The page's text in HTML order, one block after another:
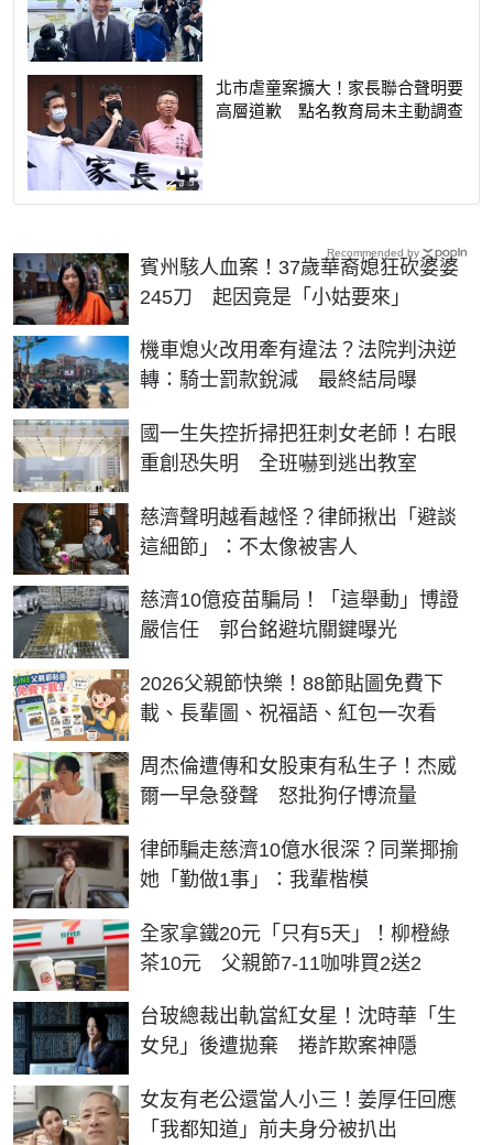
北市虐童案擴大！家長聯合聲明要
高層道歉 點名教育局未主動調查
賓州駭人血案！37歲華裔媳狂砍婆婆
245刀 起因竟是「小姑要來」
機車熄火改用牽有違法？法院判決逆
轉：騎士罰款銳減 最終結局曝
國一生失控折掃把狂刺女老師！右眼
重創恐失明 全班嚇到逃出教室
慈濟聲明越看越怪？律師揪出「避談
這細節」：不太像被害人
慈濟10億疫苗騙局！「這舉動」博證
嚴信任 郭台銘避坑關鍵曝光
2026父親節快樂！88節貼圖免費下
載、長輩圖、祝福語、紅包一次看
周杰倫遭傳和女股東有私生子！杰威
爾一早急發聲 怒批狗仔博流量
律師騙走慈濟10億水很深？同業揶揄
她「勤做1事」：我輩楷模
全家拿鐵20元「只有5天」！柳橙綠
茶10元 父親節7-11咖啡買2送2
台玻總裁出軌當紅女星！沈時華「生
女兒」後遭拋棄 捲詐欺案神隱
女友有老公還當人小三！姜厚任回應
「我都知道」前夫身分被扒出
Recommended by